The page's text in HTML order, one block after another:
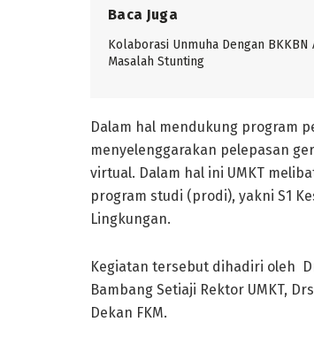
Baca Juga
Kolaborasi Unmuha Dengan BKKBN
Masalah Stunting
Dalam hal mendukung program
menyelenggarakan pelepasan
virtual. Dalam hal ini UMKT
program studi (prodi), yakni S1
Lingkungan.
Kegiatan tersebut dihadiri oleh
Bambang Setiaji Rektor UMKT,
Dekan FKM.